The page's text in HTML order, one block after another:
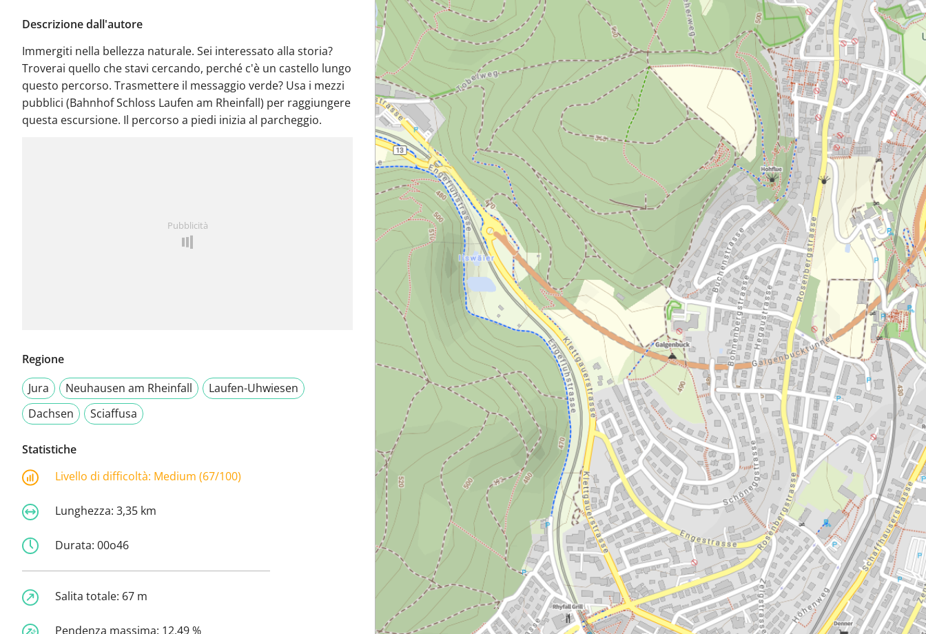
Descrizione dall'autore
Immergiti nella bellezza naturale. Sei interessato alla storia?
Troverai quello che stavi cercando, perché c'è un castello lungo
questo percorso. Trasmettere il messaggio verde? Usa i mezzi
pubblici (Bahnhof Schloss Laufen am Rheinfall) per raggiungere
questa escursione. Il percorso a piedi inizia al parcheggio.
Pubblicità
Regione
Jura
Neuhausen am Rheinfall
Laufen-Uhwiesen
Dachsen
Sciaffusa
Statistiche
Livello di difficoltà: Medium (67/100)
Lunghezza: 3,35 km
Durata: 00o46
Salita totale: 67 m
Pendenza massima: 12,49 %